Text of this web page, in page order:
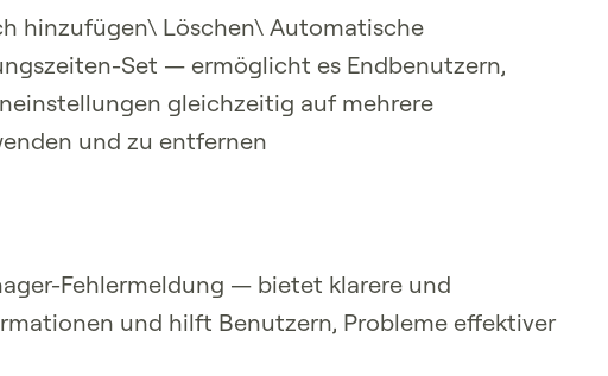
hinzufügen\ Löschen\ Automatische
Set — ermöglicht es Endbenutzern,
gleichzeitig auf mehrere
und zu entfernen
Fehlermeldung — bietet klarere und
und hilft Benutzern, Probleme effektiver